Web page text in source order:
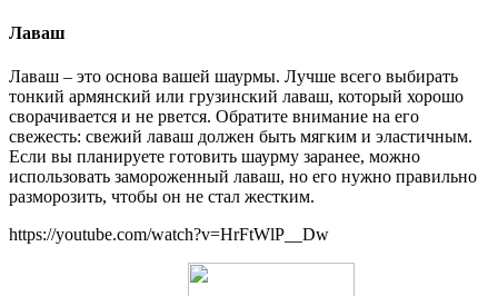
Лаваш
Лаваш – это основа вашей шаурмы. Лучше всего выбирать
тонкий армянский или грузинский лаваш, который хорошо
сворачивается и не рвется. Обратите внимание на его
свежесть: свежий лаваш должен быть мягким и эластичным.
Если вы планируете готовить шаурму заранее, можно
использовать замороженный лаваш, но его нужно правильно
разморозить, чтобы он не стал жестким.
https://youtube.com/watch?v=HrFtWlP__Dw